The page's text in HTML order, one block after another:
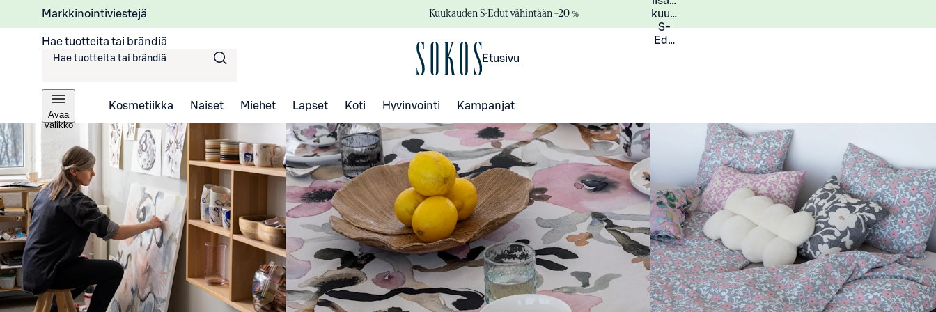
Markkinointiviestejä Kuukauden S-Edut vähintään –20 %
kuukauden
S-
Eduista
Hae tuotteita tai brändiä
Etusivu
Avaa
valikko
Kosmetiikka Naiset Miehet Lapset Koti Hyvinvointi Kampanjat